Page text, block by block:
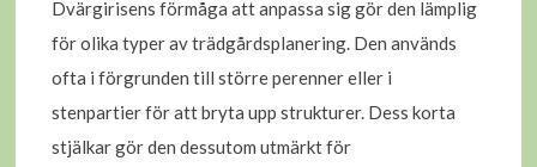
Dvärgirisens förmåga att anpassa sig gör den lämplig
för olika typer av trädgårdsplanering. Den används
ofta i förgrunden till större perenner eller i
stenpartier för att bryta upp strukturer. Dess korta
stjälkar gör den dessutom utmärkt för